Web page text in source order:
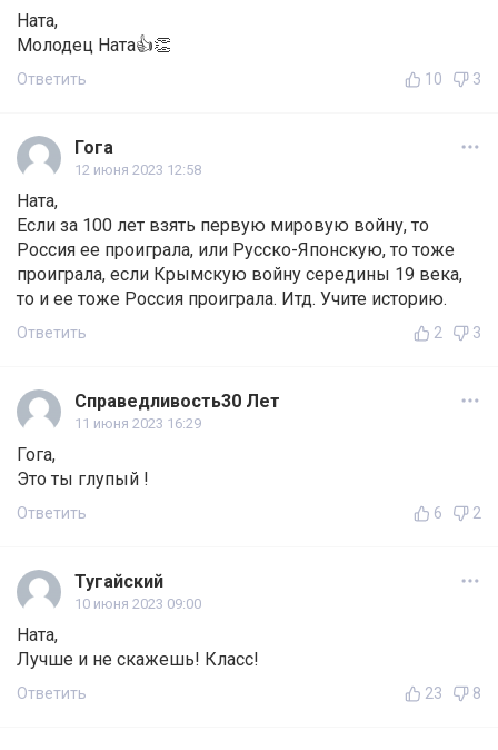
Ната,
Молодец Ната👍👏
Ответить 10 3
Гога
12 июня 2023 12:58
Ната,
Если за 100 лет взять первую мировую войну, то
Россия ее проиграла, или Русско-Японскую, то тоже
проиграла, если Крымскую войну середины 19 века,
то и ее тоже Россия проиграла. Итд. Учите историю.
Ответить 2 3
Справедливость30 Лет
11 июня 2023 16:29
Гога,
Это ты глупый !
Ответить 6 2
Тугайский
10 июня 2023 09:00
Ната,
Лучше и не скажешь! Класс!
Ответить 23 8